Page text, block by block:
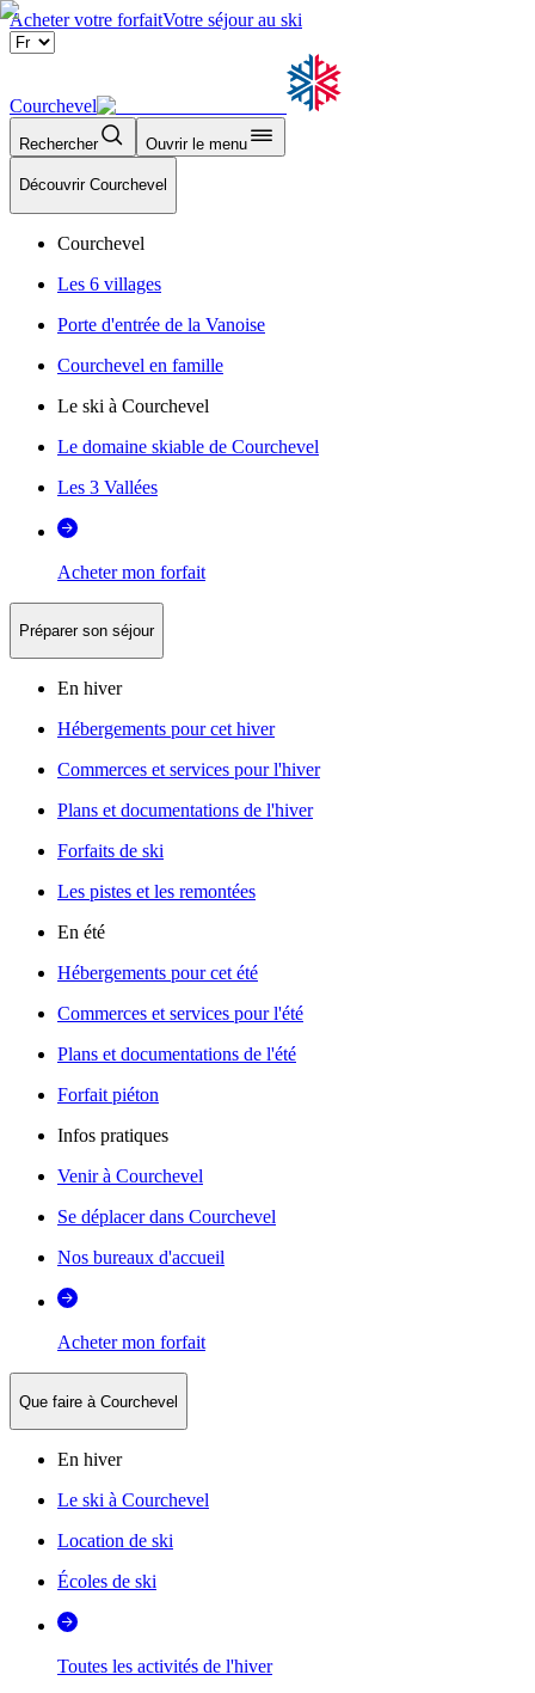
Acheter votre forfaitVotre séjour au ski
Courchevel
Rechercher Ouvrir le menu
Découvrir Courchevel
Courchevel
Les 6 villages
Porte d'entrée de la Vanoise
Courchevel en famille
Le ski à Courchevel
Le domaine skiable de Courchevel
Les 3 Vallées
Acheter mon forfait
Préparer son séjour
En hiver
Hébergements pour cet hiver
Commerces et services pour l'hiver
Plans et documentations de l'hiver
Forfaits de ski
Les pistes et les remontées
En été
Hébergements pour cet été
Commerces et services pour l'été
Plans et documentations de l'été
Forfait piéton
Infos pratiques
Venir à Courchevel
Se déplacer dans Courchevel
Nos bureaux d'accueil
Acheter mon forfait
Que faire à Courchevel
En hiver
Le ski à Courchevel
Location de ski
Écoles de ski
Toutes les activités de l'hiver